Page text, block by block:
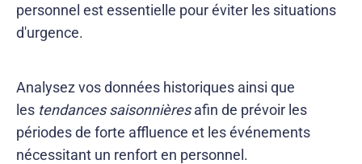
personnel est essentielle pour éviter les situations
d'urgence.
Analysez vos données historiques ainsi que
les tendances saisonnièresafin de prévoir les
périodes de forte affluence et les événements
nécessitant un renfort en personnel.